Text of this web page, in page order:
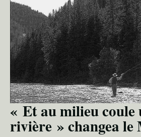
« Et au milieu coule
rivière » changea le